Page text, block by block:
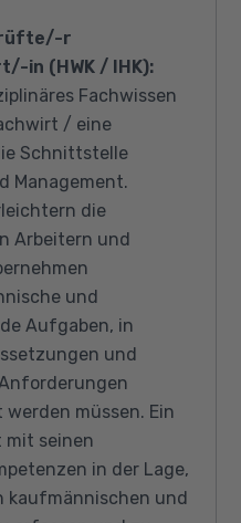
r
in (HWK / IHK):
Fachwissen
/ eine
Schnittstelle
Management.
die
Arbeitern und
und
Aufgaben, in
und
müssen. Ein
mit seinen
in der Lage,
kaufmännischen und